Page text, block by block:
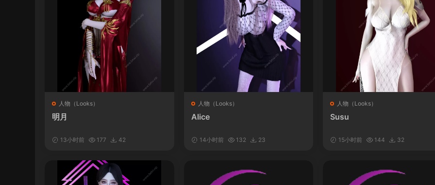
人物（Looks）
明月
13小时前 177 42
人物（Looks）
Alice
14小时前 132 23
人物（Looks）
Susu
15小时前 144 32